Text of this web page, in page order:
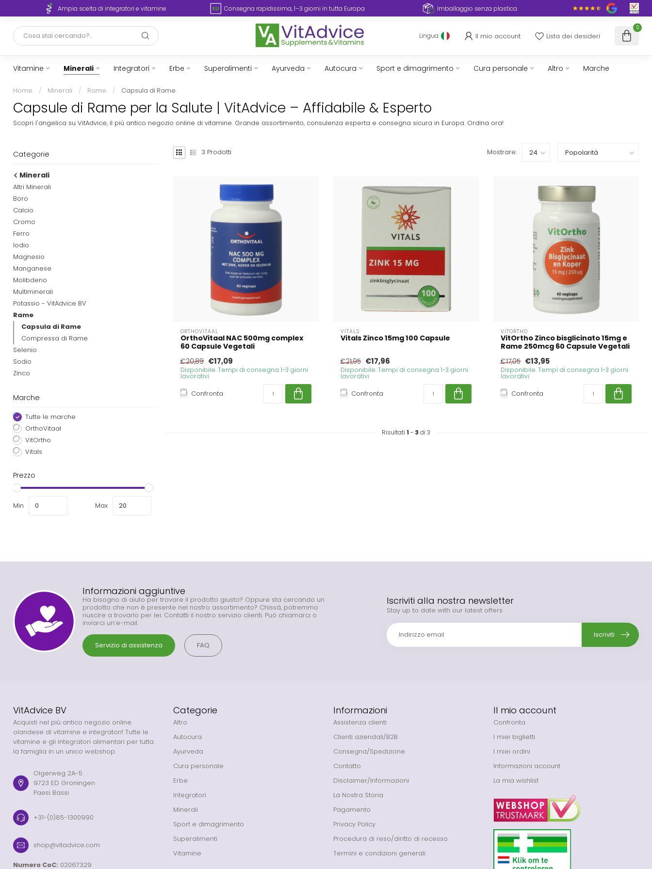
Ampia scelta di integratori e vitamine Consegna rapidissima, 1–3 giorni in tutta Europa Imballaggio senza plastica
Lingua Il mio account Lista dei desideri
0
Vitamine Minerali Integratori Erbe Superalimenti Ayurveda Autocura Sport e dimagrimento Cura personale Altro Marche
Home / Minerali / Rame / Capsula di Rame
Capsule di Rame per la Salute | VitAdvice – Affidabile & Esperto
Scopri l'angelica su VitAdvice, il più antico negozio online di vitamine. Grande assortimento, consulenza esperta e consegna sicura in Europa. Ordina ora!
Categorie
Minerali
Altri Minerali
Boro
Calcio
Cromo
Ferro
Iodio
Magnesio
Manganese
Molibdeno
Multiminerali
Potassio - VitAdvice BV
Rame
Capsula di Rame
Compressa di Rame
Selenio
Sodio
Zinco
Marche
Tutte le marche
OrthoVitaal
VitOrtho
Vitals
Prezzo
Min Max
3 Prodotti Mostrare:
ORTHOVITAAL
OrthoVitaal NAC 500mg complex
60 Capsule Vegetali
€20,89 €17,09
Disponibile. Tempi di consegna 1-3 giorni
lavorativi
Confronta
VITALS
Vitals Zinco 15mg 100 Capsule
€21,95 €17,96
Disponibile. Tempi di consegna 1-3 giorni
lavorativi
Confronta
VITORTHO
VitOrtho Zinco bisglicinato 15mg e
Rame 250mcg 60 Capsule Vegetali
€17,05 €13,95
Disponibile. Tempi di consegna 1-3 giorni
lavorativi
Confronta
Risultati 1 - 3 di 3
Informazioni aggiuntive
Ha bisogno di aiuto per trovare il prodotto giusto? Oppure sta cercando un
prodotto che non è presente nel nostro assortimento? Chissà, potremmo
riuscire a trovarlo per lei. Contatti il nostro servizio clienti. Può chiamarci o
inviarci un’e-mail.
Servizio di assistenza FAQ
Iscriviti alla nostra newsletter
Stay up to date with our latest offers
Iscriviti
VitAdvice BV
Acquisti nel più antico negozio online
olandese di vitamine e integratori! Tutte le
vitamine e gli integratori alimentari per tutta
la famiglia in un unico webshop.
Olgerweg 2A-5
9723 ED Groningen
Paesi Bassi
+31-(0)85-1300990
shop@vitadvice.com
Numero CoC: 02067329
Categorie
Altro
Autocura
Ayurveda
Cura personale
Erbe
Integratori
Minerali
Sport e dimagrimento
Superalimenti
Vitamine
Informazioni
Assistenza clienti
Clienti aziendali/B2B
Consegna/Spedizione
Contatto
Disclaimer/Informazioni
La Nostra Storia
Pagamento
Privacy Policy
Procedura di reso/diritto di recesso
Termini e condizioni generali
Il mio account
Confronta
I miei biglietti
I miei ordini
Informazioni account
La mia wishlist